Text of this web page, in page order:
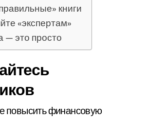
книги
«экспертам»
— это просто
повысить финансовую